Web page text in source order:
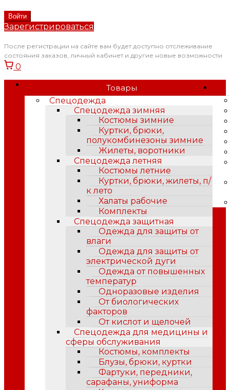
Зарегистрироваться
После регистрации на сайте вам будет доступно отслеживание
состояния заказов, личный кабинет и другие новые возможности
0
Товары
Спецодежда
Спецодежда зимняя
Костюмы зимние
Куртки, брюки,
полукомбинезоны зимние
Жилеты, воротники
Спецодежда летняя
Костюмы летние
Куртки, брюки, жилеты, п/
к лето
Халаты рабочие
Комплекты
Спецодежда защитная
Одежда для защиты от
влаги
Одежда для защиты от
электрической дуги
Одежда от повышенных
температур
Одноразовые изделия
От биологических
факторов
От кислот и щелочей
Спецодежда для медицины и
сферы обслуживания
Костюмы, комплекты
Блузы, брюки, куртки
Фартуки, передники,
сарафаны, униформа